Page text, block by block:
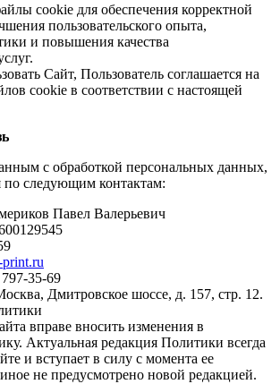
cookie для обеспечения корректной
пользовательского опыта,
и повышения качества
Сайт, Пользователь соглашается на
cookie в соответствии с настоящей
с обработкой персональных данных,
следующим контактам:
Павел Валерьевич
35-69
Дмитровское шоссе, д. 157, стр. 12.
вправе вносить изменения в
Актуальная редакция Политики всегда
и вступает в силу с момента ее
не предусмотрено новой редакцией.